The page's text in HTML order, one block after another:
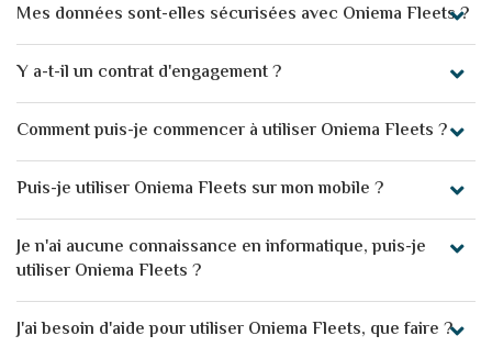
Mes données sont-elles sécurisées avec Oniema Fleets ?
Y a-t-il un contrat d'engagement ?
Comment puis-je commencer à utiliser Oniema Fleets ?
Puis-je utiliser Oniema Fleets sur mon mobile ?
Je n'ai aucune connaissance en informatique, puis-je
utiliser Oniema Fleets ?
J'ai besoin d'aide pour utiliser Oniema Fleets, que faire ?